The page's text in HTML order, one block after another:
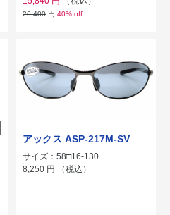
26,400 円 40% off
アックス ASP-217M-SV
サイズ：58□16-130
8,250 円 （税込）